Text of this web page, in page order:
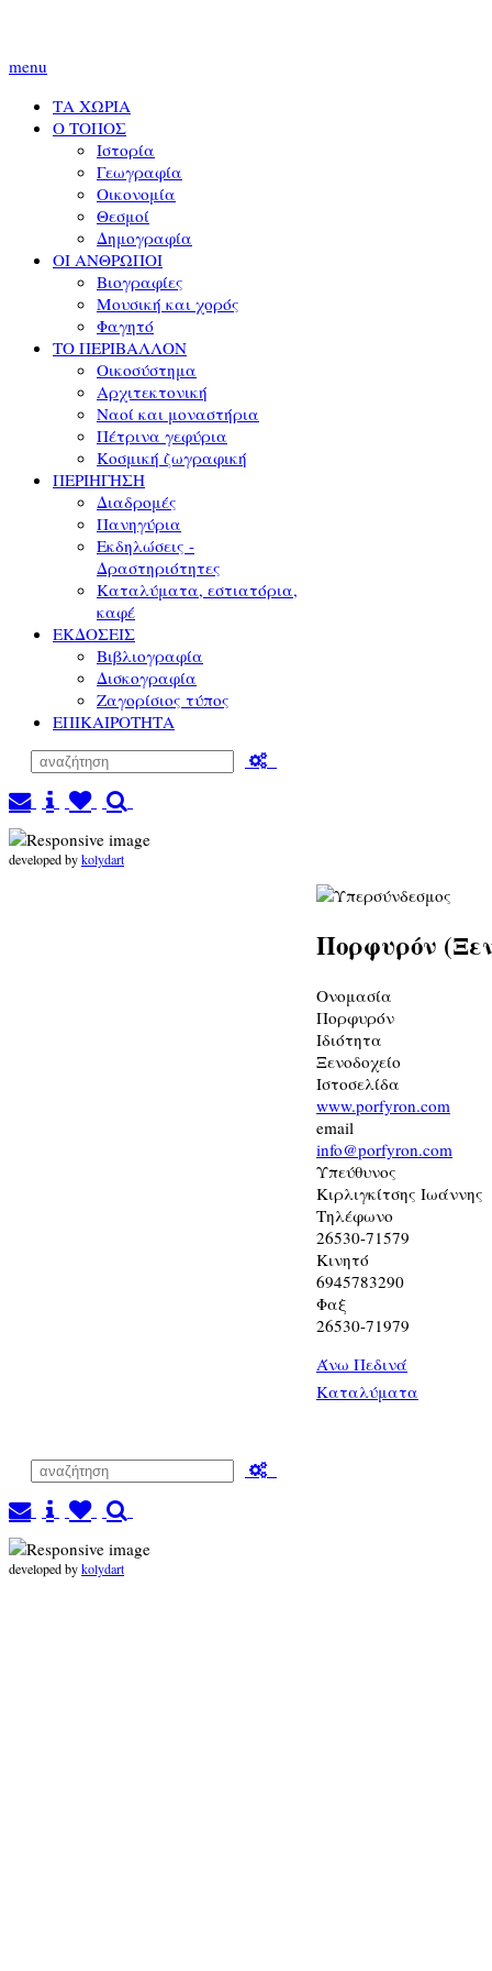
menu
ΤΑ ΧΩΡΙΑ
Ο ΤΟΠΟΣ
Ιστορία
Γεωγραφία
Οικονομία
Θεσμοί
Δημογραφία
ΟΙ ΑΝΘΡΩΠΟΙ
Βιογραφίες
Μουσική και χορός
Φαγητό
ΤΟ ΠΕΡΙΒΑΛΛΟΝ
Οικοσύστημα
Αρχιτεκτονική
Ναοί και μοναστήρια
Πέτρινα γεφύρια
Κοσμική ζωγραφική
ΠΕΡΙΗΓΗΣΗ
Διαδρομές
Πανηγύρια
Εκδηλώσεις -
Δραστηριότητες
Καταλύματα, εστιατόρια,
καφέ
ΕΚΔΟΣΕΙΣ
Βιβλιογραφία
Δισκογραφία
Ζαγορίσιος τύπος
ΕΠΙΚΑΙΡΟΤΗΤΑ
developed bykolydart
Πορφυρόν
Ονομασία
Πορφυρόν
Ιδιότητα
Ξενοδοχείο
Ιστοσελίδα
www.porfyron.com
email
info@porfyron.com
Υπεύθυνος
Κιρλιγκίτσης Ιωάννης
Τηλέφωνο
26530-71579
Κινητό
6945783290
Φαξ
26530-71979
Άνω Πεδινά
Καταλύματα
developed bykolydart